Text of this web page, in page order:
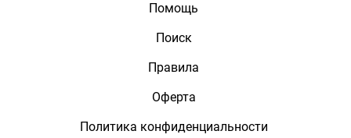
Помощь
Поиск
Правила
Оферта
Политика конфиденциальности